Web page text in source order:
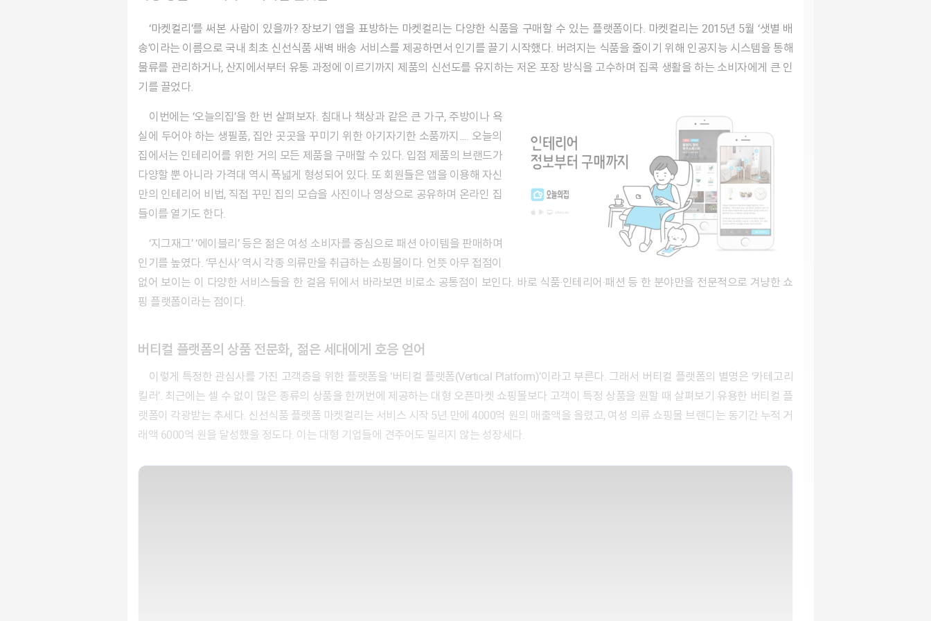
‘마켓컬리’를 써본 사람이 있을까? 장보기 앱을 표방하는 마켓컬리는 다양한 식품을 구매할 수 있는 플랫폼이다. 마켓컬리는 2015년 5월 ‘샛별 배
송’이라는 이름으로 국내 최초 신선식품 새벽 배송 서비스를 제공하면서 인기를 끌기 시작했다. 버려지는 식품을 줄이기 위해 인공지능 시스템을 통해
물류를 관리하거나, 산지에서부터 유통 과정에 이르기까지 제품의 신선도를 유지하는 저온 포장 방식을 고수하며 집콕 생활을 하는 소비자에게 큰 인
기를 끌었다.
이번에는 ‘오늘의집’을 한 번 살펴보자. 침대나 책상과 같은 큰 가구, 주방이나 욕
실에 두어야 하는 생필품, 집안 곳곳을 꾸미기 위한 아기자기한 소품까지…. 오늘의
집에서는 인테리어를 위한 거의 모든 제품을 구매할 수 있다. 입점 제품의 브랜드가
다양할 뿐 아니라 가격대 역시 폭넓게 형성되어 있다. 또 회원들은 앱을 이용해 자신
만의 인테리어 비법, 직접 꾸민 집의 모습을 사진이나 영상으로 공유하며 온라인 집
들이를 열기도 한다.
‘지그재그’ ‘에이블리’ 등은 젊은 여성 소비자를 중심으로 패션 아이템을 판매하며
인기를 높였다. ‘무신사’ 역시 각종 의류만을 취급하는 쇼핑몰이다. 언뜻 아무 접점이
없어 보이는 이 다양한 서비스들을 한 걸음 뒤에서 바라보면 비로소 공통점이 보인다. 바로 식품·인테리어·패션 등 한 분야만을 전문적으로 겨냥한 쇼
핑 플랫폼이라는 점이다.
버티컬 플랫폼의 상품 전문화, 젊은 세대에게 호응 얻어
이렇게 특정한 관심사를 가진 고객층을 위한 플랫폼을 ‘버티컬 플랫폼(​Vertical Platform​)’이라고 부른다. 그래서 버티컬 플랫폼의 별명은 ‘카테고리
킬러’. 최근에는 셀 수 없이 많은 종류의 상품을 한꺼번에 제공하는 대형 오픈마켓 쇼핑몰보다 고객이 특정 상품을 원할 때 살펴보기 유용한 버티컬 플
랫폼이 각광받는 추세다. 신선식품 플랫폼 마켓컬리는 서비스 시작 5년 만에 4000억 원의 매출액을 올렸고, 여성 의류 쇼핑몰 브랜디는 동기간 누적 거
래액 6000억 원을 달성했을 정도다. 이는 대형 기업들에 견주어도 밀리지 않는 성장세다.